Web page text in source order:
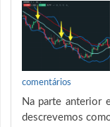
comentários
Na parte anterior
descrevemos